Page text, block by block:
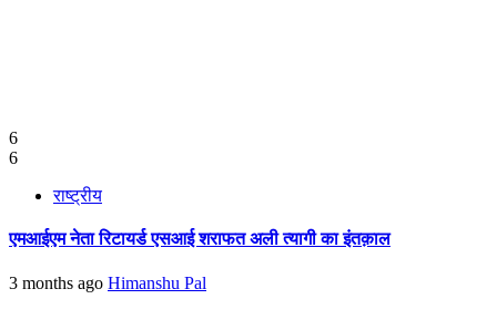
6
6
राष्ट्रीय
एमआईएम नेता रिटायर्ड एसआई शराफत अली त्यागी का इंतक़ाल
3 months ago Himanshu Pal